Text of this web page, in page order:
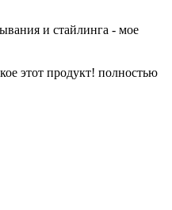
и стайлинга - мое
этот продукт! полностью